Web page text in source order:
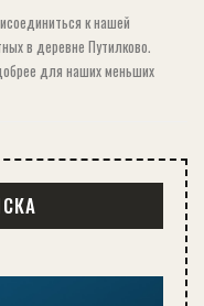
к нашей
в деревне Путилково.
для наших меньших